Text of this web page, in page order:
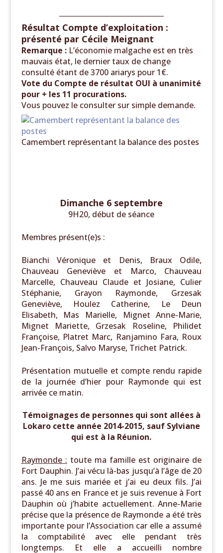
Résultat Compte d’exploitation :
présenté par Cécile Meignant
Remarque : L’économie malgache est en très
mauvais état, le dernier taux de change
consulté étant de 3700 ariarys pour 1€.
Vote du Compte de résultat OUI à unanimité
pour + les 11 procurations.
Vous pouvez le consulter sur simple demande.
Camembert représentant la balance des postes
Dimanche 6 septembre
9H20, début de séance
Membres présent(e)s :
Bianchi Véronique et Denis, Braux Odile,
Chauveau Geneviève et Marco, Chauveau
Marcelle, Chauveau Claude et Josiane, Culier
Stéphanie, Grayon Raymonde, Grzesak
Geneviève, Houlez Catherine, Le Deun
Elisabeth, Mas Marielle, Mignet Anne-Marie,
Mignet Mariette, Grzesak Roseline, Philidet
Françoise, Platret Marc, Ranjamino Fara, Roux
Jean-François, Salvo Maryse, Trichet Patrick.
Présentation mutuelle et compte rendu rapide
de la journée d’hier pour Raymonde qui est
arrivée ce matin.
Témoignages de personnes qui sont allées à
Lokaro cette année 2014-2015, sauf Sylviane
qui est à la Réunion.
Raymonde : toute ma famille est originaire de
Fort Dauphin. J’ai vécu là-bas jusqu’à l’âge de 20
ans. Je me suis mariée et j’ai eu deux fils. J’ai
passé 40 ans en France et je suis revenue à Fort
Dauphin où j’habite actuellement. Anne-Marie
précise que la présence de Raymonde a été très
importante pour l’Association car elle a assumé
la comptabilité avec elle pendant très
longtemps. Et elle a accueilli nombre